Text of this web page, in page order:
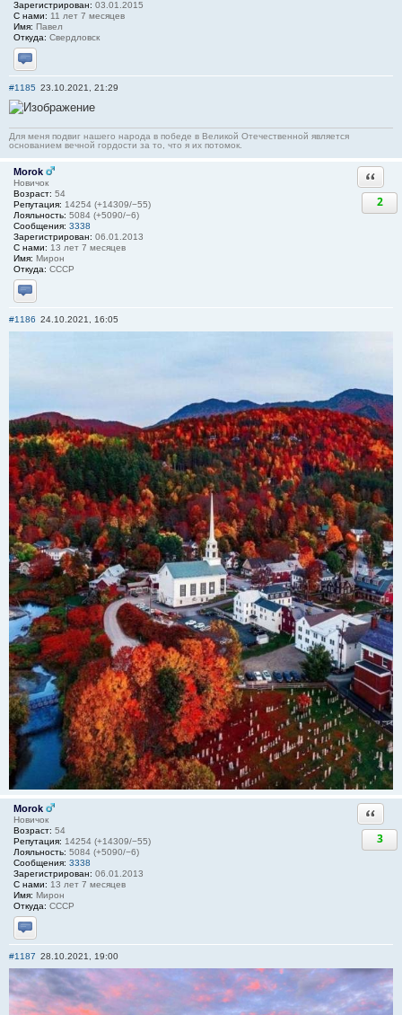
Зарегистрирован: 03.01.2015
С нами: 11 лет 7 месяцев
Имя: Павел
Откуда: Свердловск
Отправить личное сообщение
#1185 23.10.2021, 21:29
Для меня подвиг нашего народа в победе в Великой Отечественной является
основанием вечной гордости за то, что я их потомок.
Morok
Новичок
Возраст: 54
Репутация: 14254 (+14309/−55)
Лояльность: 5084 (+5090/−6)
Сообщения: 3338
Зарегистрирован: 06.01.2013
С нами: 13 лет 7 месяцев
Имя: Мирон
Откуда: СССР
Отправить личное сообщение
2
#1186 24.10.2021, 16:05
Morok
Новичок
Возраст: 54
Репутация: 14254 (+14309/−55)
Лояльность: 5084 (+5090/−6)
Сообщения: 3338
Зарегистрирован: 06.01.2013
С нами: 13 лет 7 месяцев
Имя: Мирон
Откуда: СССР
Отправить личное сообщение
3
#1187 28.10.2021, 19:00